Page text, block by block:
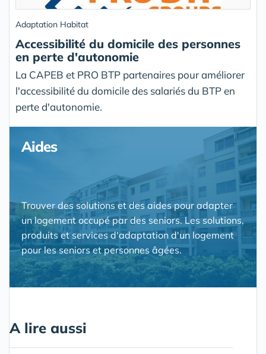
Adaptation Habitat
Accessibilité du domicile des personnes
en perte d'autonomie
La CAPEB et PRO BTP partenaires pour améliorer
l'accessibilité du domicile des salariés du BTP en
perte d'autonomie.
Aides
Trouver des solutions et des aides pour adapter
un logement occupé par des seniors. Les solutions,
produits et services d'adaptation d'un logement
pour les seniors et personnes âgées.
A lire aussi